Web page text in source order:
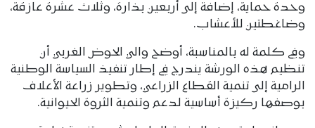
وحدة حماية، إضافة إلى أربعين بذارة، وثلاث عشرة عازقة،
وضاغطتين للأعشاب.
وفي كلمة له بالمناسبة، أوضح والي الحوض الغربي أن
تنظيم هذه الورشة يندرج في إطار تنفيذ السياسة الوطنية
الرامية إلى تنمية القطاع الزراعي، وتطوير زراعة الأعلاف
بوصفها ركيزة أساسية لدعم وتنمية الثروة الحيوانية.